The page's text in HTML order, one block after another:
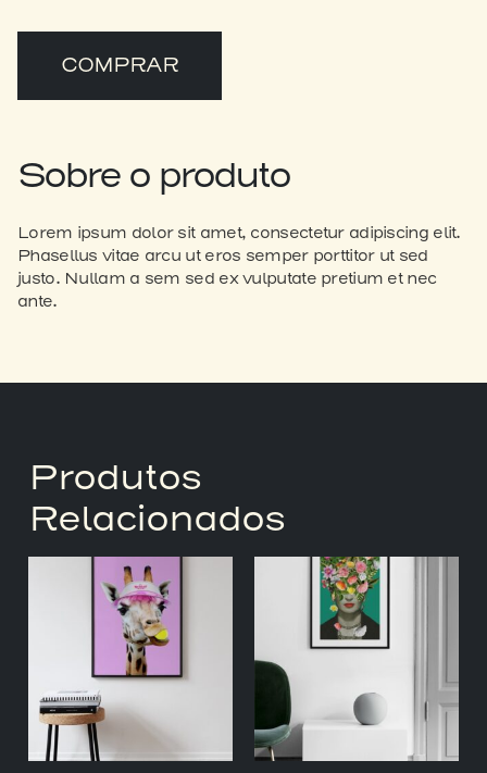
COMPRAR
Sobre o produto
Lorem ipsum dolor sit amet, consectetur adipiscing elit.
Phasellus vitae arcu ut eros semper porttitor ut sed
justo. Nullam a sem sed ex vulputate pretium et nec
ante.
Produtos
Relacionados